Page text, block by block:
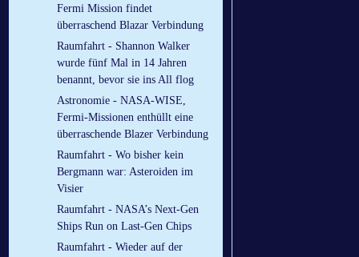
Fermi Mission findet
überraschend Blazar Verbindung
Raumfahrt - Shannon Walker
wurde fünf Mal in 14 Jahren
benannt, bevor sie ins All flog
Astronomie - NASA-WISE,
Fermi-Missionen enthüllt eine
überraschende Blazer Verbindung
Raumfahrt - Wo bisher kein
Bergmann war: Asteroiden im
Visier
Raumfahrt - NASA’s Next-Gen
Ships Run on Last-Gen Chips
Raumfahrt - Wieder auf der